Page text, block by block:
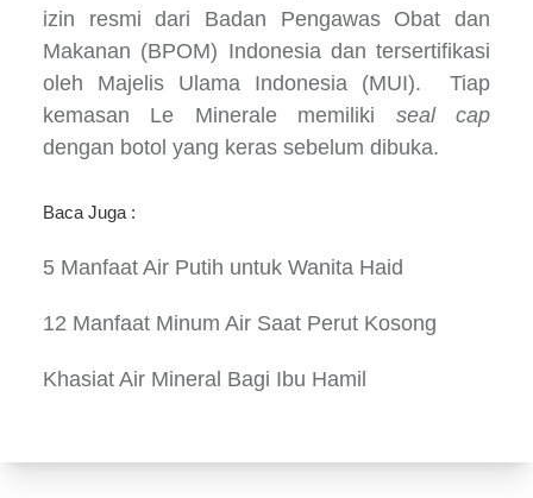
izin resmi dari Badan Pengawas Obat dan
Makanan (BPOM) Indonesia dan tersertifikasi
oleh Majelis Ulama Indonesia (MUI). Tiap
kemasan Le Minerale memiliki seal cap
dengan botol yang keras sebelum dibuka.
Baca Juga :
5 Manfaat Air Putih untuk Wanita Haid
12 Manfaat Minum Air Saat Perut Kosong
Khasiat Air Mineral Bagi Ibu Hamil